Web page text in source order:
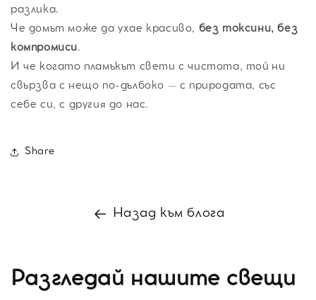
разлика.
Че домът може да ухае красиво, без токсини, без
компромиси.
И че когато пламъкът свети с чистота, той ни
свързва с нещо по-дълбоко – с природата, със
себе си, с другия до нас.
Share
Назад към блога
Разгледай нашите свещи